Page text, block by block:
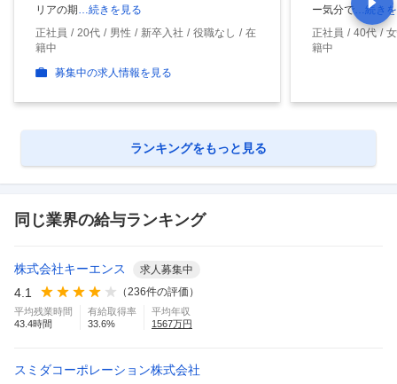
リアの期…続きを見る
正社員
20代 男性 新卒入社 役職なし
在
籍中
募集中の求人情報を見る
ー気分で…続き
正社員
40代
籍中
ランキングをもっと見る
同じ業界の給与ランキング
株式会社キーエンス 求人募集中
4.1 （236件の評価）
平均残業時間
43.4時間
有給取得率
33.6%
平均年収
1567万円
スミダコーポレーション株式会社